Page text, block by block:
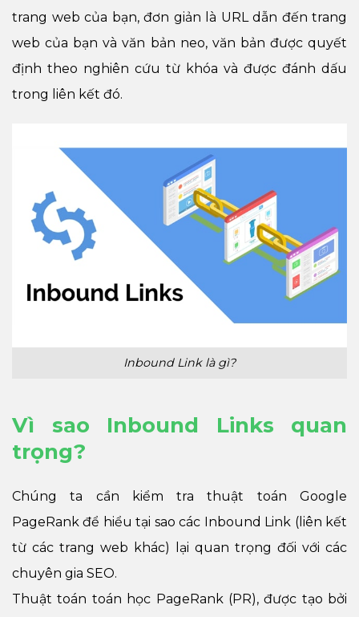
trang web của bạn, đơn giản là URL dẫn đến trang
web của bạn và văn bản neo, văn bản được quyết
định theo nghiên cứu từ khóa và được đánh dấu
trong liên kết đó.
Inbound Link là gì?
Vì sao Inbound Links quan
trọng?
Chúng ta cần kiểm tra thuật toán Google
PageRank để hiểu tại sao các Inbound Link (liên kết
từ các trang web khác) lại quan trọng đối với các
chuyên gia SEO.
Thuật toán toán học PageRank (PR), được tạo bởi